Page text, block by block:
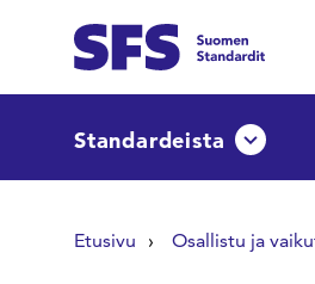
Standardeista Avaa tai
Etusivu Osallistu ja